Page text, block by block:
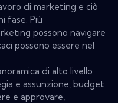
di marketing e ciò
fase. Più
possono navigare
possono essere nel
di alto livello
e assunzione, budget
e approvare,